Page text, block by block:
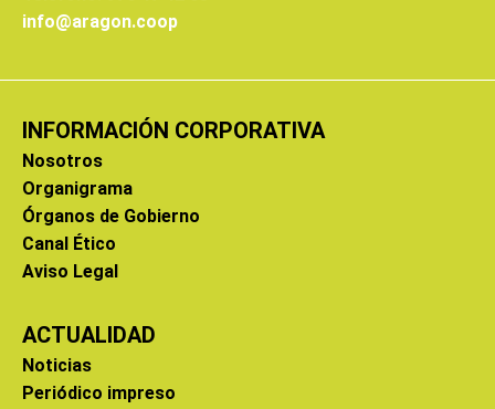
info@aragon.coop
INFORMACIÓN CORPORATIVA
Nosotros
Organigrama
Órganos de Gobierno
Canal Ético
Aviso Legal
ACTUALIDAD
Noticias
Periódico impreso